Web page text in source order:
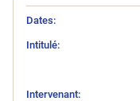
DatesIntitulé